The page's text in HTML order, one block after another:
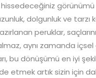
hissedeceğiniz
dolgunluk ve
peruklar,
aynı zamanda
bu dönüşümü en iyi
etmek artık sizin için